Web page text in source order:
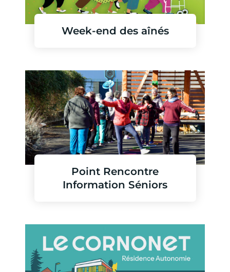
Week-end des aînés
Point Rencontre
Information Séniors